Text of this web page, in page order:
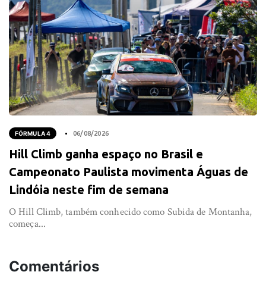
FÓRMULA 4 06/08/2026
Hill Climb ganha espaço no Brasil e
Campeonato Paulista movimenta Águas de
Lindóia neste fim de semana
O Hill Climb, também conhecido como Subida de Montanha,
começa...
Comentários